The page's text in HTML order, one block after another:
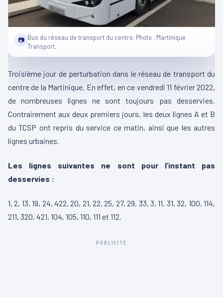
📷 Bus du réseau de transport du centre. Photo : Martinique
Transport.
Troisième jour de perturbation dans le réseau de transport du
centre de la Martinique. En effet, en ce vendredi 11 février 2022,
de nombreuses lignes ne sont toujours pas desservies.
Contrairement aux deux premiers jours, les deux lignes A et B
du TCSP ont repris du service ce matin, ainsi que les autres
lignes urbaines.
Les lignes suivantes ne sont pour l’instant pas
desservies :
1, 2, 13, 19, 24, 422, 20, 21, 22, 25, 27, 29, 33, 3, 11, 31, 32, 100, 114,
211, 320, 421, 104, 105, 110, 111 et 112.
PUBLICITÉ